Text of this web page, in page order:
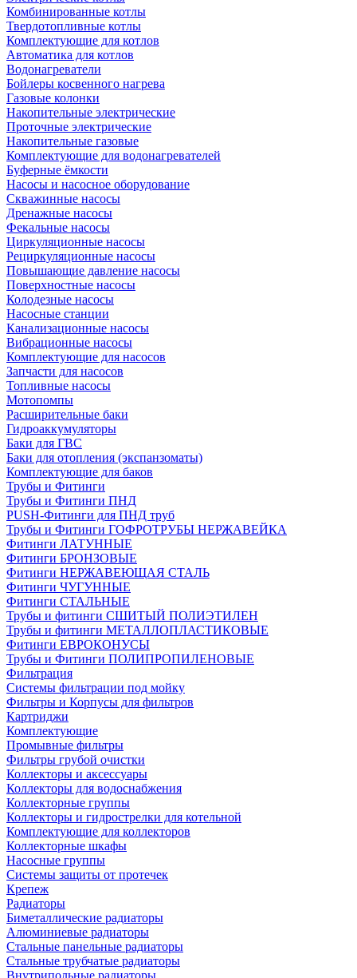
Комбинированные котлы
Твердотопливные котлы
Комплектующие для котлов
Автоматика для котлов
Водонагреватели
Бойлеры косвенного нагрева
Газовые колонки
Накопительные электрические
Проточные электрические
Накопительные газовые
Комплектующие для водонагревателей
Буферные ёмкости
Насосы и насосное оборудование
Скважинные насосы
Дренажные насосы
Фекальные насосы
Циркуляционные насосы
Рециркуляционные насосы
Повышающие давление насосы
Поверхностные насосы
Колодезные насосы
Насосные станции
Канализационные насосы
Вибрационные насосы
Комплектующие для насосов
Запчасти для насосов
Топливные насосы
Мотопомпы
Расширительные баки
Гидроаккумуляторы
Баки для ГВС
Баки для отопления (экспанзоматы)
Комплектующие для баков
Трубы и Фитинги
Трубы и Фитинги ПНД
PUSH-Фитинги для ПНД труб
Трубы и Фитинги ГОФРОТРУБЫ НЕРЖАВЕЙКА
Фитинги ЛАТУННЫЕ
Фитинги БРОНЗОВЫЕ
Фитинги НЕРЖАВЕЮЩАЯ СТАЛЬ
Фитинги ЧУГУННЫЕ
Фитинги СТАЛЬНЫЕ
Трубы и фитинги СШИТЫЙ ПОЛИЭТИЛЕН
Трубы и фитинги МЕТАЛЛОПЛАСТИКОВЫЕ
Фитинги ЕВРОКОНУСЫ
Трубы и Фитинги ПОЛИПРОПИЛЕНОВЫЕ
Фильтрация
Системы фильтрации под мойку
Фильтры и Корпусы для фильтров
Картриджи
Комплектующие
Промывные фильтры
Фильтры грубой очистки
Коллекторы и аксессуары
Коллекторы для водоснабжения
Коллекторные группы
Коллекторы и гидрострелки для котельной
Комплектующие для коллекторов
Коллекторные шкафы
Насосные группы
Системы защиты от протечек
Крепеж
Радиаторы
Биметаллические радиаторы
Алюминиевые радиаторы
Стальные панельные радиаторы
Стальные трубчатые радиаторы
Внутрипольные радиаторы